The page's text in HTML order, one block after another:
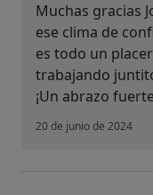
Muchas gracias
ese clima de
es todo un
trabajando
¡Un abrazo
20 de junio de 2024